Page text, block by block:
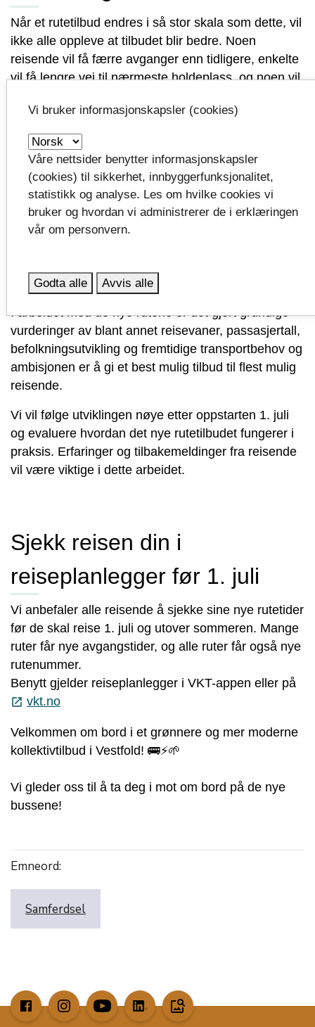
Når et rutetilbud endres i så stor skala som dette, vil
ikke alle oppleve at tilbudet blir bedre. Noen
reisende vil få færre avganger enn tidligere, enkelte
vil få lengre vei til nærmeste holdeplass, og noen vil
kan få konsekvenser for hverdagen til dem som blir
berørt.
Samtidig må vi gjøre prioriteringer innenfor de
økonomiske rammene vi har til rådighet. Målet med
det nye rutetilbudet er å bruke ressursene der de
kollektivtilbud for hele Vestfold.
I arbeidet med de nye rutene er det gjort grundige
vurderinger av blant annet reisevaner, passasjertall,
befolkningsutvikling og fremtidige transportbehov og
ambisjonen er å gi et best mulig tilbud til flest mulig
reisende.
Vi vil følge utviklingen nøye etter oppstarten 1. juli
og evaluere hvordan det nye rutetilbudet fungerer i
praksis. Erfaringer og tilbakemeldinger fra reisende
vil være viktige i dette arbeidet.
Sjekk reisen din i
reiseplanlegger før 1. juli
Vi anbefaler alle reisende å sjekke sine nye rutetider
før de skal reise 1. juli og utover sommeren. Mange
ruter får nye avgangstider, og alle ruter får også nye
rutenummer.
Benytt gjelder reiseplanlegger i VKT-appen eller på
launch vkt.no
Velkommen om bord i et grønnere og mer moderne
kollektivtilbud i Vestfold! 🚌⚡🌱
Vi gleder oss til å ta deg i mot om bord på de nye
bussene!
Emneord:
Samferdsel
image_search
Vi bruker informasjonskapsler (cookies)
Våre nettsider benytter informasjonskapsler
(cookies) til sikkerhet, innbyggerfunksjonalitet,
statistikk og analyse. Les om hvilke cookies vi
bruker og hvordan vi administrerer de i erklæringen
vår om personvern.
Godta alle Avvis alle